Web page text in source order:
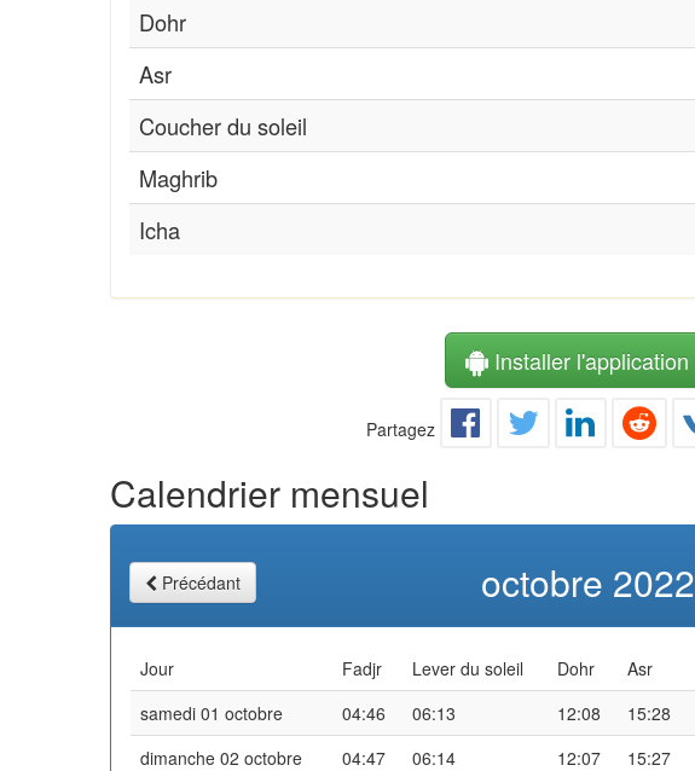
Dohr
Asr
Coucher du soleil
Maghrib
Icha
Installer l'application
Partagez
Calendrier mensuel
Précédant octobre 2022
Jour Fadjr Lever du soleil Dohr Asr
samedi 01 octobre
04:46 06:13 12:08 15:28
dimanche 02 octobre
04:47 06:14 12:07 15:27